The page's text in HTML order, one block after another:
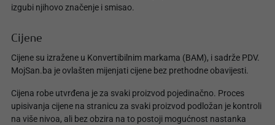
izgubi njihovo značenje i smisao.
Cijene
Cijene su izražene u Konvertibilnim markama (BAM), i sadrže PDV.
MojSan.ba je ovlašten mijenjati cijene bez prethodne obavijesti.
Cijena robe utvrđena je za svaki proizvod pojedinačno. Proces
upisivanja cijene na stranicu za svaki proizvod podložan je kontroli
na više nivoa, ali bez obzira na to postoji mogućnost nastanka